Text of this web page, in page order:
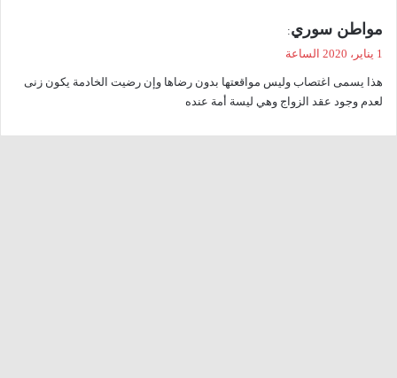
ل
مواطن سوري:
1 يناير، 2020 الساعة
هذا يسمى اغتصاب وليس مواقعتها بدون رضاها وإن رضيت الخادمة يكون زنى
لعدم وجود عقد الزواج وهي ليسة أمة عنده